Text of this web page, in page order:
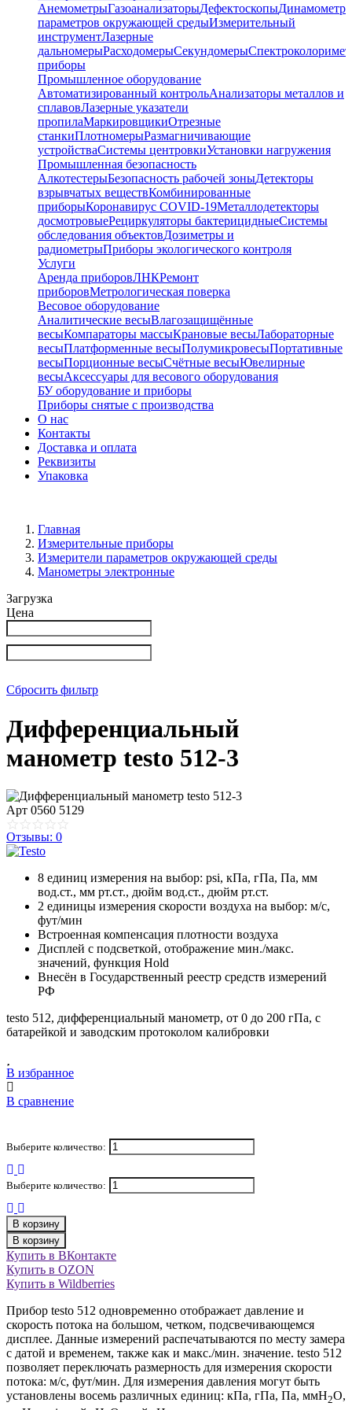
АнемометрыГазоанализаторыДефектоскопы
параметров окружающей средыИзмерительный
инструментЛазерные
дальномерыРасходомерыСекундомеры
приборы
Промышленное оборудование
Автоматизированный контрольАнализаторы металлов и
сплавовЛазерные указатели
пропилаМаркировщикиОтрезные
станкиПлотномерыРазмагничивающие
устройстваСистемы центровкиУстановки нагружения
Промышленная безопасность
АлкотестерыБезопасность рабочей зоныДетекторы
взрывчатых веществКомбинированные
приборыКоронавирус COVID-19Металлодетекторы
досмотровыеРециркуляторы бактерицидныеСистемы
обследования объектовДозиметры и
радиометрыПриборы экологического контроля
Услуги
Аренда приборовЛНКРемонт
приборовМетрологическая поверка
Весовое оборудование
Аналитические весыВлагозащищённые
весыКомпараторы массыКрановые весыЛабораторные
весыПлатформенные весыПолумикровесыПортативные
весыПорционные весыСчётные весыЮвелирные
весыАксессуары для весового оборудования
БУ оборудование и приборы
Приборы снятые с производства
О нас
Контакты
Доставка и оплата
Реквизиты
Упаковка
Главная
Измерительные приборы
Измерители параметров окружающей среды
Манометры электронные
Загрузка
Цена
Сбросить фильтр
Дифференциальный
манометр testo 512-3
Арт 0560 5129
Отзывы: 0
8 единиц измерения на выбор: psi, кПа, гПа, Па, мм
вод.ст., мм рт.ст., дюйм вод.ст., дюйм рт.ст.
2 единицы измерения скорости воздуха на выбор: м/с,
фут/мин
Встроенная компенсация плотности воздуха
Дисплей с подсветкой, отображение мин./макс.
значений, функция Hold
Внесён в Государственный реестр средств измерений
РФ
testo 512, дифференциальный манометр, от 0 до 200 гПа, с
батарейкой и заводским протоколом калибровки
В избранное
В сравнение
Выберите количество:
Выберите количество:
В корзину
В корзину
Купить в ВКонтакте
Купить в OZON
Купить в Wildberries
Прибор testo 512 одновременно отображает давление и
скорость потока на большом, четком, подсвечивающемся
дисплее. Данные измерений распечатываются по месту замера
с датой и временем, также как и макс./мин. значение. testo 512
позволяет переключать размерность для измерения скорости
потока: м/с, фут/мин. Для измерения давления могут быть
установлены восемь различных единиц: кПа, гПа, Па, ммH2O,